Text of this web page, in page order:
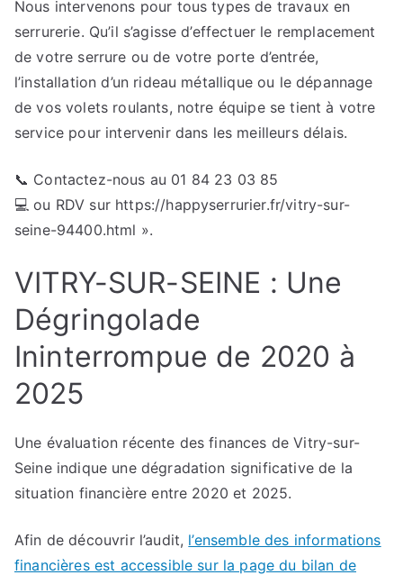
Nous intervenons pour tous types de travaux en
serrurerie. Qu’il s’agisse d’effectuer le remplacement
de votre serrure ou de votre porte d’entrée,
l’installation d’un rideau métallique ou le dépannage
de vos volets roulants, notre équipe se tient à votre
service pour intervenir dans les meilleurs délais.
📞 Contactez-nous au 01 84 23 03 85
💻 ou RDV sur https://happyserrurier.fr/vitry-sur-
seine-94400.html ».
VITRY-SUR-SEINE : Une
Dégringolade
Ininterrompue de 2020 à
2025
Une évaluation récente des finances de Vitry-sur-
Seine indique une dégradation significative de la
situation financière entre 2020 et 2025.
Afin de découvrir l’audit, l’ensemble des informations
financières est accessible sur la page du bilan de